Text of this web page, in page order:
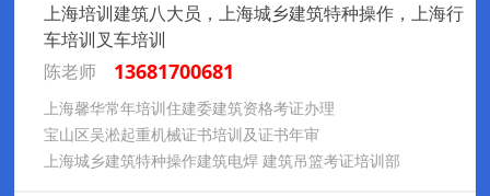
上海培训建筑八大员，上海城乡建筑特种操作，上海行
车培训叉车培训
陈老师
13681700681
上海馨华常年培训住建委建筑资格考证办理
宝山区吴淞起重机械证书培训及证书年审
上海城乡建筑特种操作建筑电焊 建筑吊篮考证培训部